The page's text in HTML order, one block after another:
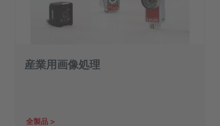
産業用画像処理
全製品